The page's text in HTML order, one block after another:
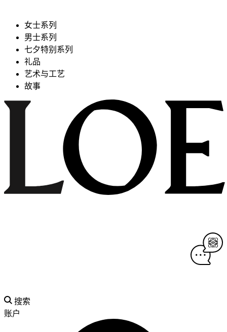
女士系列
男士系列
七夕特别系列
礼品
艺术与工艺
故事
搜索
账户